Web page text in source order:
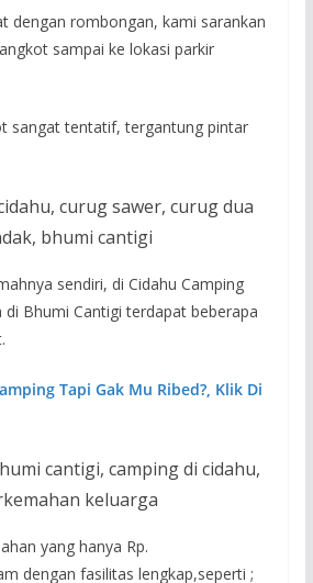
dengan rombongan, kami sarankan
sampai ke lokasi parkir
sangat tentatif, tergantung pintar
sendiri, di Cidahu Camping
di Bhumi Cantigi terdapat beberapa
Tapi Gak Mu Ribed?, Klik Di
yang hanya Rp.
dengan fasilitas lengkap,seperti ;